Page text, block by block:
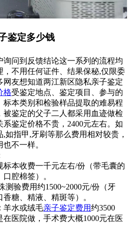
鉴定多少钱
询问到反馈结论这一系列的流程均
，不用任何证件、结果保秘,仅限委
网友想知道两江新区隐私亲子鉴定
格受鉴定地点、鉴定项目、参与的
标本类别和检验样品提取的难易程
被鉴定的父子二人都采用血迹做检
鉴定价格不贵，2400元左右。如
如指甲,牙刷等那么费用相对较贵，
也不一样。
标本收费一千元左右/份（带毛囊的
腔棉签）。
测验费用约1500~2000元/份（牙
糖、精液、精斑等）。
羊水或绒毛亲子鉴定费用约3500
医院做，手术费大概1000元在医